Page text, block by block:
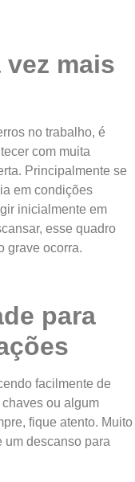
vez mais
no trabalho, é
com muita
Principalmente se
em condições
inicialmente em
esse quadro
grave ocorra.
para
facilmente de
ou algum
fique atento. Muito
um descanso para